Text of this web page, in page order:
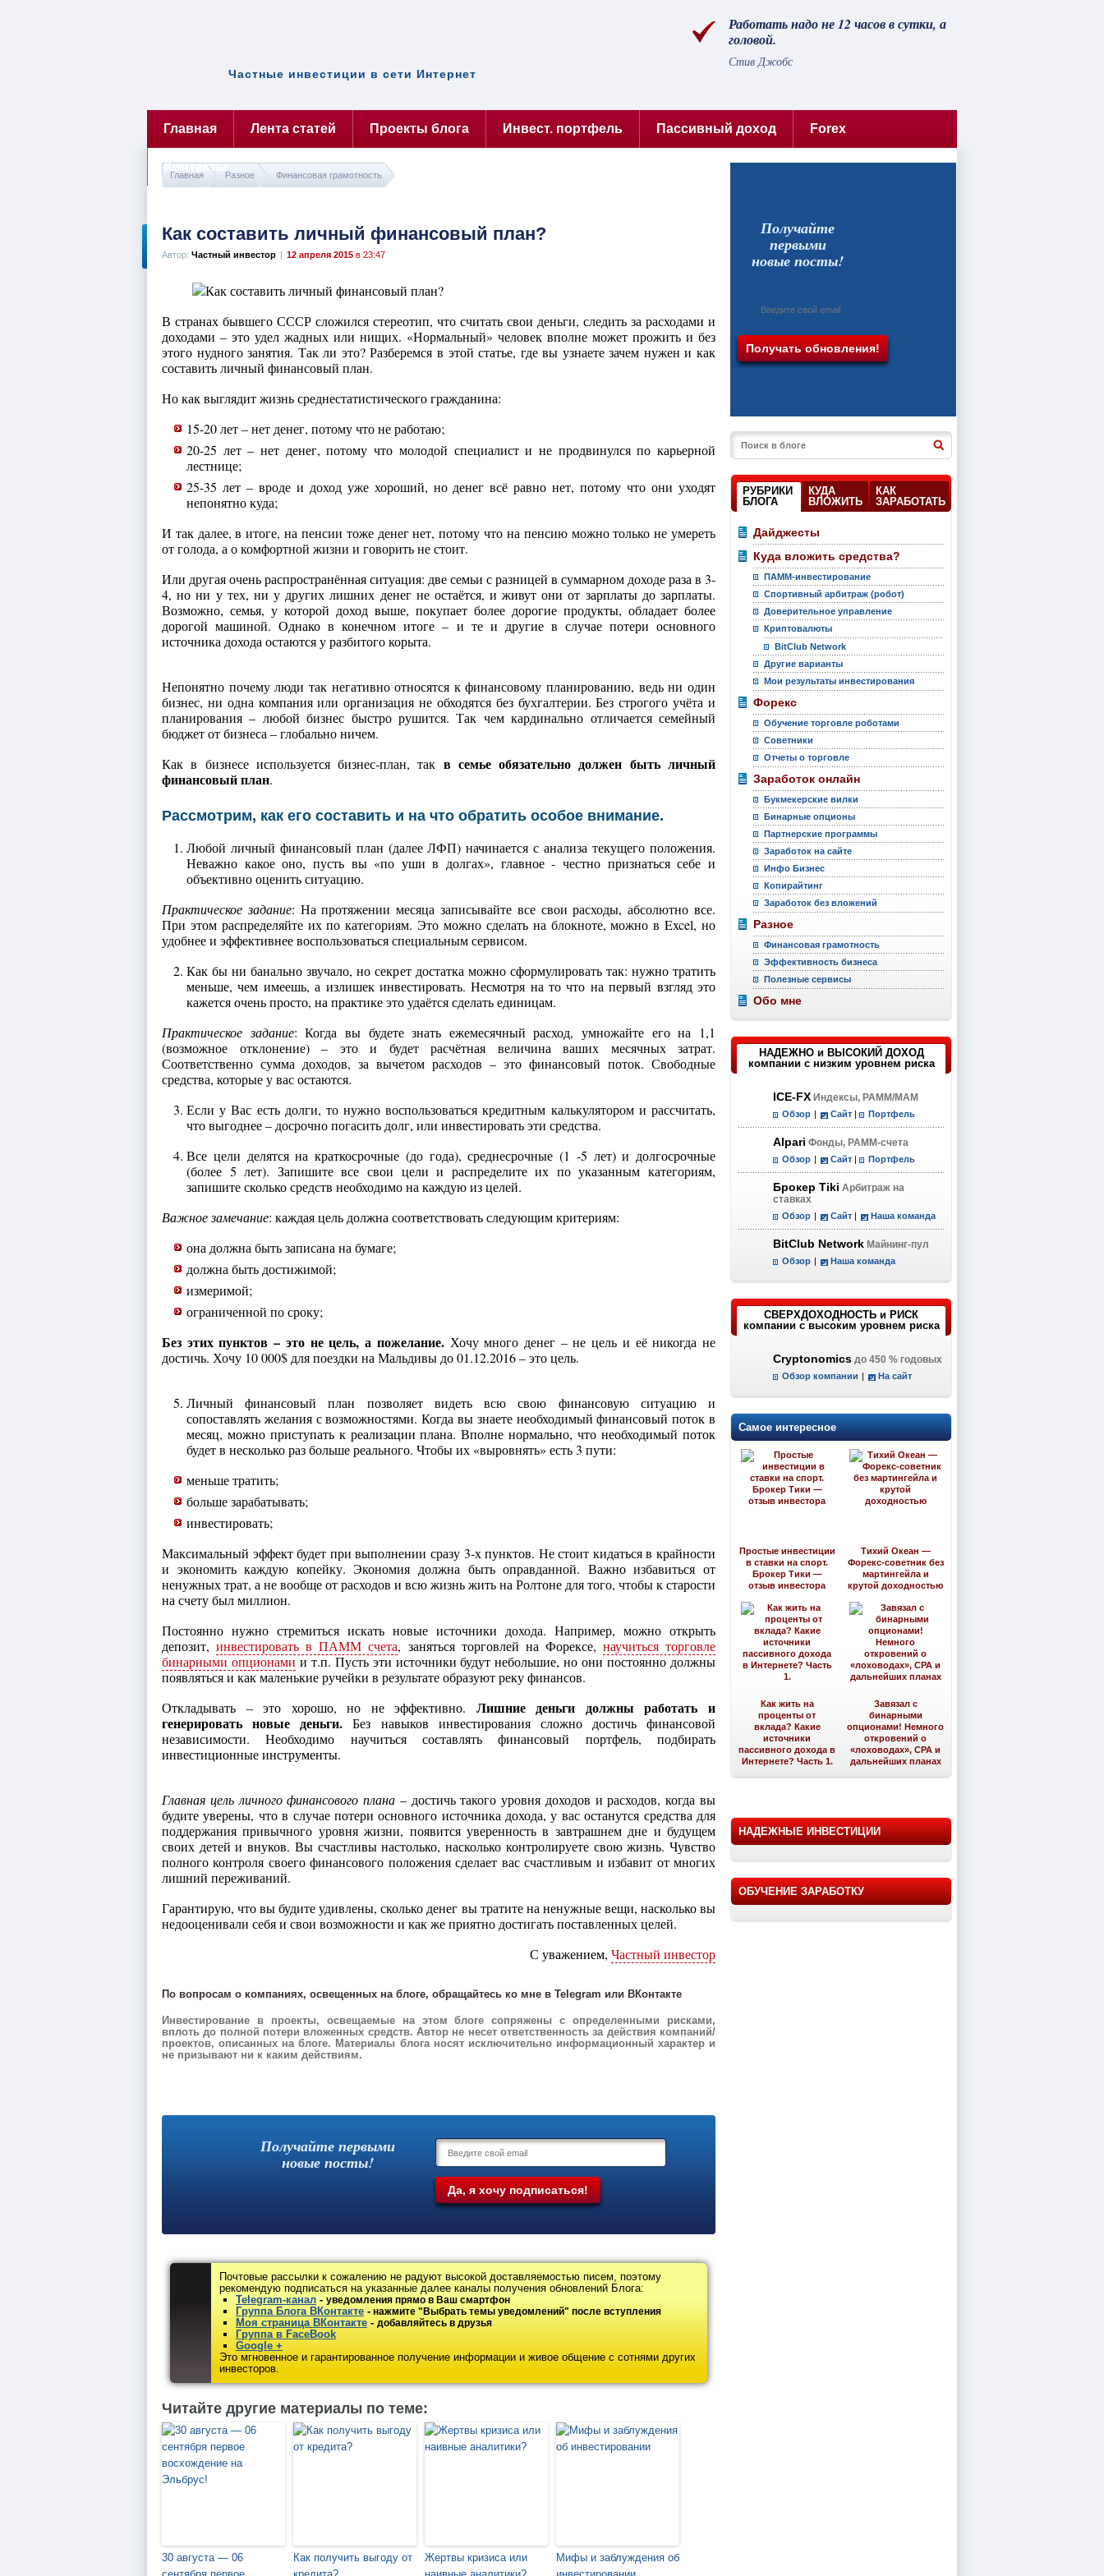
Частные инвестиции в сети Интернет
Работать надо не 12 часов в сутки, а
головой.
Стив Джобс
Главная Лента статей Проекты блога Инвест. портфель Пассивный доход Forex
Контакты
Главная Разное Финансовая грамотность
Как составить личный финансовый план?
Автор: Частный инвестор | 12 апреля 2015 в 23:47
В странах бывшего СССР сложился стереотип, что считать свои деньги, следить за расходами и
доходами – это удел жадных или нищих. «Нормальный» человек вполне может прожить и без
этого нудного занятия. Так ли это? Разберемся в этой статье, где вы узнаете зачем нужен и как
составить личный финансовый план.
Но как выглядит жизнь среднестатистического гражданина:
15-20 лет – нет денег, потому что не работаю;
20-25 лет – нет денег, потому что молодой специалист и не продвинулся по карьерной
лестнице;
25-35 лет – вроде и доход уже хороший, но денег всё равно нет, потому что они уходят
непонятно куда;
И так далее, в итоге, на пенсии тоже денег нет, потому что на пенсию можно только не умереть
от голода, а о комфортной жизни и говорить не стоит.
Или другая очень распространённая ситуация: две семьи с разницей в суммарном доходе раза в 3-
4, но ни у тех, ни у других лишних денег не остаётся, и живут они от зарплаты до зарплаты.
Возможно, семья, у которой доход выше, покупает более дорогие продукты, обладает более
дорогой машиной. Однако в конечном итоге – и те и другие в случае потери основного
источника дохода остаются у разбитого корыта.
Непонятно почему люди так негативно относятся к финансовому планированию, ведь ни один
бизнес, ни одна компания или организация не обходятся без бухгалтерии. Без строгого учёта и
планирования – любой бизнес быстро рушится. Так чем кардинально отличается семейный
бюджет от бизнеса – глобально ничем.
Как в бизнесе используется бизнес-план, так в семье обязательно должен быть личный
финансовый план.
Рассмотрим, как его составить и на что обратить особое внимание.
Любой личный финансовый план (далее ЛФП) начинается с анализа текущего положения.
Неважно какое оно, пусть вы «по уши в долгах», главное - честно признаться себе и
объективно оценить ситуацию.
Практическое задание: На протяжении месяца записывайте все свои расходы, абсолютно все.
При этом распределяйте их по категориям. Это можно сделать на блокноте, можно в Excel, но
удобнее и эффективнее воспользоваться специальным сервисом.
Как бы ни банально звучало, но секрет достатка можно сформулировать так: нужно тратить
меньше, чем имеешь, а излишек инвестировать. Несмотря на то что на первый взгляд это
кажется очень просто, на практике это удаётся сделать единицам.
Практическое задание: Когда вы будете знать ежемесячный расход, умножайте его на 1,1
(возможное отклонение) – это и будет расчётная величина ваших месячных затрат.
Соответственно сумма доходов, за вычетом расходов – это финансовый поток. Свободные
средства, которые у вас остаются.
Если у Вас есть долги, то нужно воспользоваться кредитным калькулятором и рассчитать,
что выгоднее – досрочно погасить долг, или инвестировать эти средства.
Все цели делятся на краткосрочные (до года), среднесрочные (1 -5 лет) и долгосрочные
(более 5 лет). Запишите все свои цели и распределите их по указанным категориям,
запишите сколько средств необходимо на каждую из целей.
Важное замечание: каждая цель должна соответствовать следующим критериям:
она должна быть записана на бумаге;
должна быть достижимой;
измеримой;
ограниченной по сроку;
Без этих пунктов – это не цель, а пожелание.Хочу много денег – не цель и её никогда не
достичь. Хочу 10 000$ для поездки на Мальдивы до 01.12.2016 – это цель.
Личный финансовый план позволяет видеть всю свою финансовую ситуацию и
сопоставлять желания с возможностями. Когда вы знаете необходимый финансовый поток в
месяц, можно приступать к реализации плана. Вполне нормально, что необходимый поток
будет в несколько раз больше реального. Чтобы их «выровнять» есть 3 пути:
меньше тратить;
больше зарабатывать;
инвестировать;
Максимальный эффект будет при выполнении сразу 3-х пунктов. Не стоит кидаться в крайности
и экономить каждую копейку. Экономия должна быть оправданной. Важно избавиться от
ненужных трат, а не вообще от расходов и всю жизнь жить на Ролтоне для того, чтобы к старости
на счету был миллион.
Постоянно нужно стремиться искать новые источники дохода. Например, можно открыть
депозит,инвестировать в ПАММ счета, заняться торговлей на Форексе, научиться торговле
бинарными опционами и т.п. Пусть эти источники будут небольшие, но они постоянно должны
появляться и как маленькие ручейки в результате образуют реку финансов.
Откладывать – это хорошо, но не эффективно. Лишние деньги должны работать и
генерировать новые деньги. Без навыков инвестирования сложно достичь финансовой
независимости. Необходимо научиться составлять финансовый портфель, подбирать
инвестиционные инструменты.
Главная цель личного финансового плана – достичь такого уровня доходов и расходов, когда вы
будите уверены, что в случае потери основного источника дохода, у вас останутся средства для
поддержания привычного уровня жизни, появится уверенность в завтрашнем дне и будущем
своих детей и внуков. Вы счастливы настолько, насколько контролируете свою жизнь. Чувство
полного контроля своего финансового положения сделает вас счастливым и избавит от многих
лишний переживаний.
Гарантирую, что вы будите удивлены, сколько денег вы тратите на ненужные вещи, насколько вы
недооценивали себя и свои возможности и как же приятно достигать поставленных целей.
С уважением, Частный инвестор
По вопросам о компаниях, освещенных на блоге, обращайтесь ко мне в Telegram или ВКонтакте
Инвестирование в проекты, освещаемые на этом блоге сопряжены с определенными рисками,
вплоть до полной потери вложенных средств. Автор не несет ответственность за действия компаний/
проектов, описанных на блоге. Материалы блога носят исключительно информационный характер и
не призывают ни к каким действиям.
Получайте первыми
новые посты!
Почтовые рассылки к сожалению не радуют высокой доставляемостью писем, поэтому
рекомендую подписаться на указанные далее каналы получения обновлений Блога:
Telegram-канал - уведомления прямо в Ваш смартфон
Группа Блога ВКонтакте - нажмите "Выбрать темы уведомлений" после вступления
Моя страница ВКонтакте - добавляйтесь в друзья
Группа в FaceBook
Google +
Это мгновенное и гарантированное получение информации и живое общение с сотнями других
инвесторов.
Читайте другие материалы по теме:
30 августа — 06
Как получить выгоду от
Жертвы кризиса или
Мифы и заблуждения об
Получайте
первыми
новые посты!
РУБРИКИ
БЛОГА
КУДА
ВЛОЖИТЬ
КАК
ЗАРАБОТАТЬ
Дайджесты
Куда вложить средства?
ПАММ-инвестирование
Спортивный арбитраж (робот)
Доверительное управление
Криптовалюты
BitClub Network
Другие варианты
Мои результаты инвестирования
Форекс
Обучение торговле роботами
Советники
Отчеты о торговле
Заработок онлайн
Букмекерские вилки
Бинарные опционы
Партнерские программы
Заработок на сайте
Инфо Бизнес
Копирайтинг
Заработок без вложений
Разное
Финансовая грамотность
Эффективность бизнеса
Полезные сервисы
Обо мне
НАДЕЖНО и ВЫСОКИЙ ДОХОД
компании с низким уровнем риска
ICE-FX Индексы, PAMM/MAM
Обзор | Сайт | Портфель
Alpari Фонды, PAMM-счета
Обзор | Сайт | Портфель
Брокер Tiki Арбитраж на
ставках
Обзор | Сайт | Наша команда
BitClub Network Майнинг-пул
Обзор | Наша команда
СВЕРХДОХОДНОСТЬ и РИСК
компании с высоким уровнем риска
Cryptonomics до 450 % годовых
Обзор компании | На сайт
Самое интересное
Простые инвестиции
в ставки на спорт.
Брокер Тики —
отзыв инвестора
Тихий Океан —
Форекс-советник без
мартингейла и
крутой доходностью
Как жить на
проценты от
вклада? Какие
источники
пассивного дохода в
Интернете? Часть 1.
Завязал с
бинарными
опционами! Немного
откровений о
«лоховодах», CPA и
дальнейших планах
НАДЕЖНЫЕ ИНВЕСТИЦИИ
ОБУЧЕНИЕ ЗАРАБОТКУ